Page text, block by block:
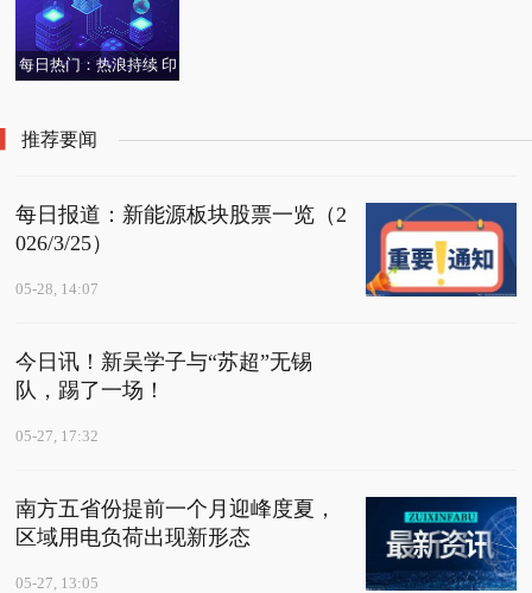
每日热门：热浪持续 印
推荐要闻
每日报道：新能源板块股票一览（2
026/3/25）
05-28, 14:07
今日讯！新吴学子与“苏超”无锡
队，踢了一场！
05-27, 17:32
南方五省份提前一个月迎峰度夏，
区域用电负荷出现新形态
05-27, 13:05